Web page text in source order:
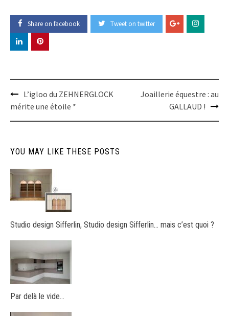
Share on facebook Tweet on twitter
Post
navigation
L’igloo du ZEHNERGLOCK
mérite une étoile *
Joaillerie équestre : au
GALLAUD !
YOU MAY LIKE THESE POSTS
Studio design Sifferlin, Studio design Sifferlin… mais c’est quoi ?
Par delà le vide…